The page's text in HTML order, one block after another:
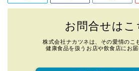
お問合せはこ
株式会社ナカツネは、その愛情のこ
健康食品を扱うお店や飲食店にお届